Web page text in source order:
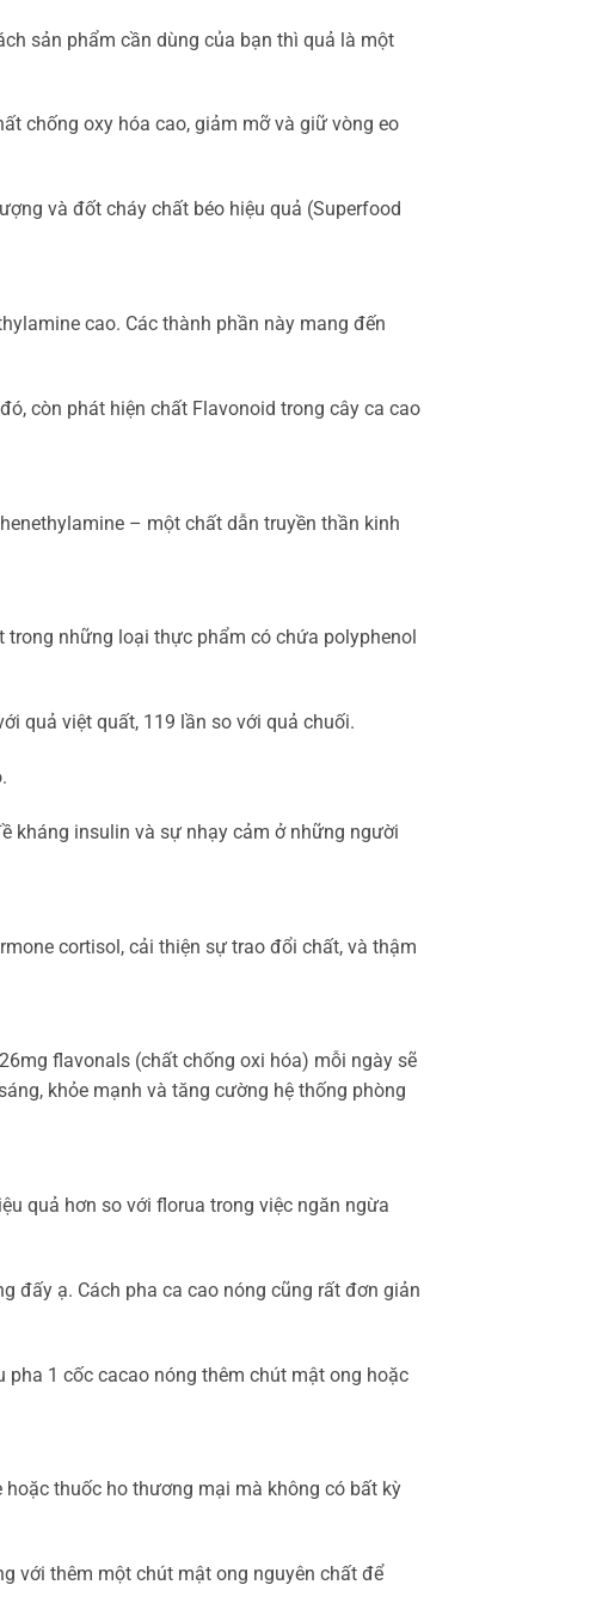
sản phẩm cần dùng của bạn thì quả là một
chống oxy hóa cao, giảm mỡ và giữ vòng eo
và đốt cháy chất béo hiệu quả (Superfood
cao. Các thành phần này mang đến
còn phát hiện chất Flavonoid trong cây ca cao
– một chất dẫn truyền thần kinh
những loại thực phẩm có chứa polyphenol
quả việt quất, 119 lần so với quả chuối.
kháng insulin và sự nhạy cảm ở những người
cortisol, cải thiện sự trao đổi chất, và thậm
flavonals (chất chống oxi hóa) mỗi ngày sẽ
khỏe mạnh và tăng cường hệ thống phòng
quả hơn so với florua trong việc ngăn ngừa
đấy ạ. Cách pha ca cao nóng cũng rất đơn giản
1 cốc cacao nóng thêm chút mật ong hoặc
thuốc ho thương mại mà không có bất kỳ
với thêm một chút mật ong nguyên chất để